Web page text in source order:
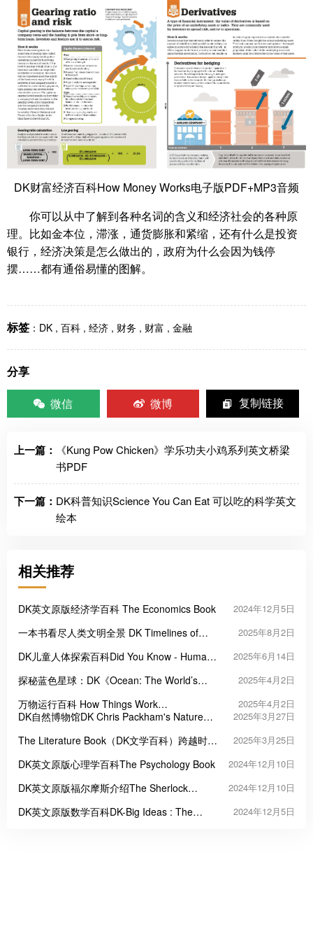
DK财富经济百科How Money Works电子版PDF+MP3音频
你可以从中了解到各种名词的含义和经济社会的各种原
理。比如金本位，滞涨，通货膨胀和紧缩，还有什么是投资
银行，经济决策是怎么做出的，政府为什么会因为钱停
摆……都有通俗易懂的图解。
标签 ： DK , 百科 , 经济 , 财务 , 财富 , 金融
分享
微信
微博 复制链接
上一篇：
《Kung Pow Chicken》学乐功夫小鸡系列英文桥梁
书PDF
下一篇： DK科普知识Science You Can Eat 可以吃的科学英文
绘本
相关推荐
DK英文原版经济学百科 The Economics Book 2024年12月5日
一本书看尽人类文明全景 DK Timelines of
2025年8月2日
DK儿童人体探索百科Did You Know - Human
2025年6月14日
探秘蓝色星球：DK《Ocean: The World’s
2025年4月2日
万物运行百科 How Things Work
Encyclopedia
2025年4月2日
DK自然博物馆DK Chris Packham's Nature
2025年3月27日
The Literature Book（DK文学百科）跨越时空
2025年3月25日
DK英文原版心理学百科The Psychology Book 2024年12月10日
DK英文原版福尔摩斯介绍The Sherlock
2024年12月10日
DK英文原版数学百科DK-Big Ideas : The
2024年12月5日